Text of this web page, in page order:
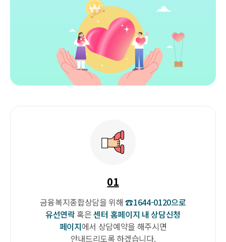
01
금융복지종합상담을 위해 ☎1644-0120으로
유선연락 혹은센터 홈페이지 내 상담신청
페이지에서 상담예약을 해주시면
안내드리도록 하겠습니다.